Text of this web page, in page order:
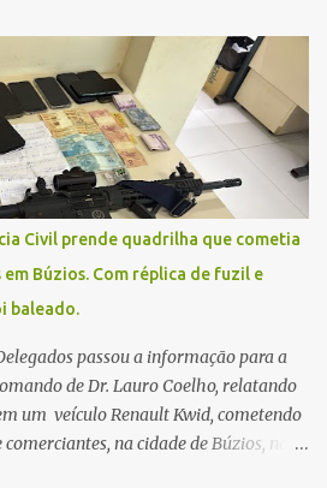
de toda população, pois se trata de
foge ao controle da administração
Civil prende quadrilha que cometia
Búzios. Com réplica de fuzil e
baleado.
passou a informação para a
de Dr. Lauro Coelho, relatando
um veículo Renault Kwid, cometendo
na cidade de Búzios, na